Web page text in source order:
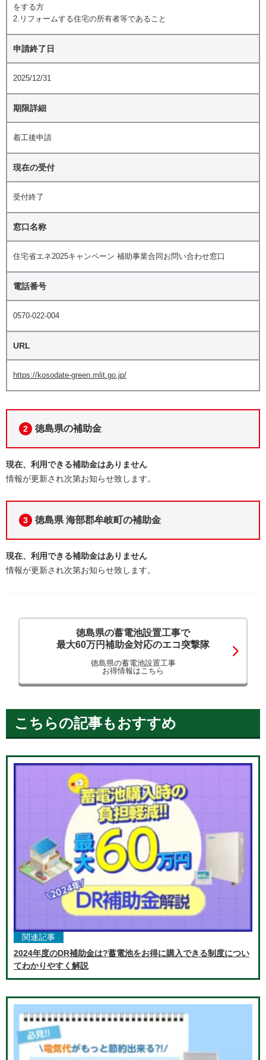
をする方
2.リフォームする住宅の所有者等であること
申請終了日
2025/12/31
期限詳細
着工後申請
現在の受付
受付終了
窓口名称
住宅省エネ2025キャンペーン 補助事業合同お問い合わせ窓口
電話番号
0570-022-004
URL
https://kosodate-green.mlit.go.jp/
2 徳島県の補助金
現在、利用できる補助金はありません
情報が更新され次第お知らせ致します。
3 徳島県 海部郡牟岐町の補助金
現在、利用できる補助金はありません
情報が更新され次第お知らせ致します。
徳島県の蓄電池設置工事で
最大60万円補助金対応のエコ突撃隊
徳島県の蓄電池設置工事
お得情報はこちら
こちらの記事もおすすめ
関連記事
2024年度のDR補助金は?蓄電池をお得に購入できる制度につい
てわかりやすく解説